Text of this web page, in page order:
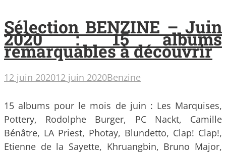
Sélection BENZINE – Juin
2020 : 15 albums
remarquables à découvrir
12 juin 202012 juin 2020Benzine
15 albums pour le mois de juin : Les Marquises,
Pottery, Rodolphe Burger, PC Nackt, Camille
Bénâtre, LA Priest, Photay, Blundetto, Clap! Clap!,
Etienne de la Sayette, Khruangbin, Bruno Major,